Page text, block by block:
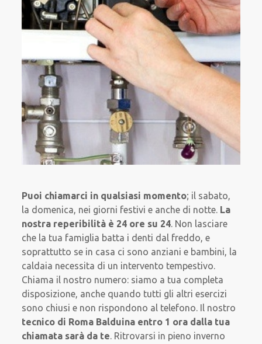
Puoi chiamarci in qualsiasi momento; il sabato,
la domenica, nei giorni festivi e anche di notte. La
nostra reperibilità è 24 ore su 24. Non lasciare
che la tua famiglia batta i denti dal freddo, e
soprattutto se in casa ci sono anziani e bambini, la
caldaia necessita di un intervento tempestivo.
Chiama il nostro numero: siamo a tua completa
disposizione, anche quando tutti gli altri esercizi
sono chiusi e non rispondono al telefono. Il nostro
tecnico di Roma Balduina entro 1 ora dalla tua
chiamata sarà da te. Ritrovarsi in pieno inverno